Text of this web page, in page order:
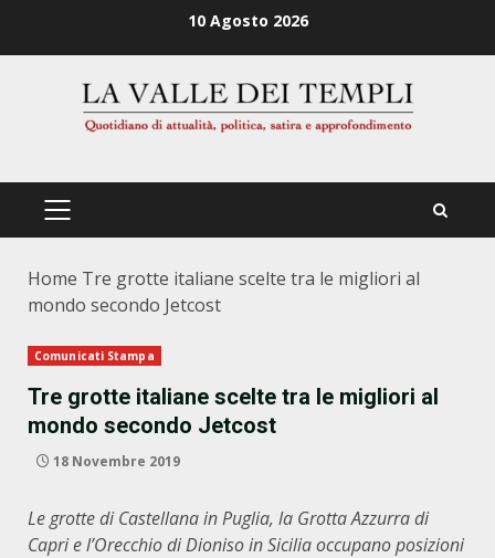
10 Agosto 2026
PRIMÄRES
Home Tre grotte italiane scelte tra le migliori al
mondo secondo Jetcost
Comunicati Stampa
Tre grotte italiane scelte tra le migliori al
mondo secondo Jetcost
18 Novembre 2019
Le grotte di Castellana in Puglia, la Grotta Azzurra di
Capri e l’Orecchio di Dioniso in Sicilia occupano posizioni